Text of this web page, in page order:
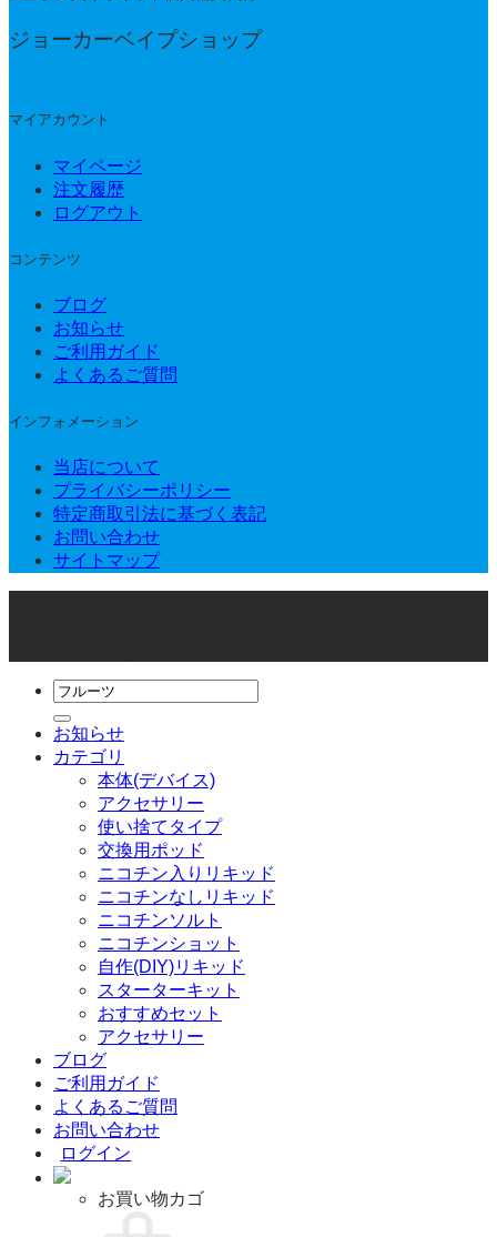
ジョーカーベイプショップ
マイアカウント
マイページ
注文履歴
ログアウト
コンテンツ
ブログ
お知らせ
ご利用ガイド
よくあるご質問
インフォメーション
当店について
プライバシーポリシー
特定商取引法に基づく表記
お問い合わせ
サイトマップ
検
索
対
象:
お知らせ
カテゴリ
本体(デバイス)
アクセサリー
使い捨てタイプ
交換用ポッド
ニコチン入りリキッド
ニコチンなしリキッド
ニコチンソルト
ニコチンショット
自作(DIY)リキッド
スターターキット
おすすめセット
アクセサリー
ブログ
ご利用ガイド
よくあるご質問
お問い合わせ
ログイン
お買い物カゴ